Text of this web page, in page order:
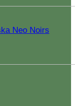
Neo Noirs